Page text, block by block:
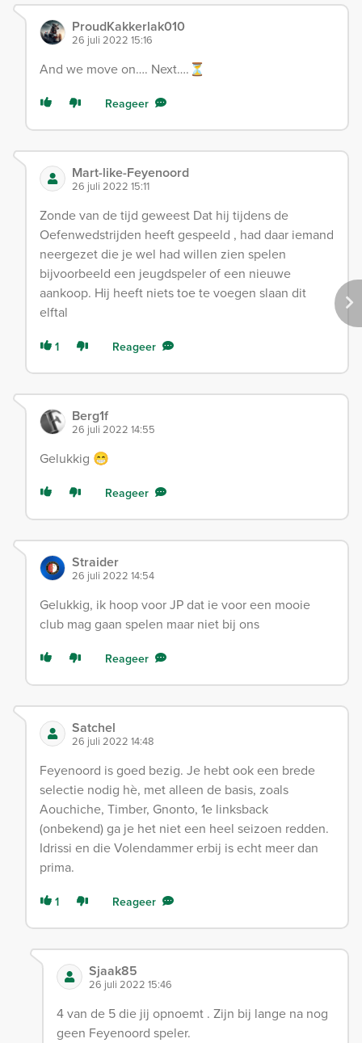
ProudKakkerlak010
26 juli 2022 15:16
And we move on…. Next….⏳
Reageer
Mart-like-Feyenoord
26 juli 2022 15:11
Zonde van de tijd geweest Dat hij tijdens de
Oefenwedstrijden heeft gespeeld , had daar iemand
neergezet die je wel had willen zien spelen
bijvoorbeeld een jeugdspeler of een nieuwe
aankoop. Hij heeft niets toe te voegen slaan dit
elftal
1 Reageer
Berg1f
26 juli 2022 14:55
Gelukkig 😁
Reageer
Straider
26 juli 2022 14:54
Gelukkig, ik hoop voor JP dat ie voor een mooie
club mag gaan spelen maar niet bij ons
Reageer
Satchel
26 juli 2022 14:48
Feyenoord is goed bezig. Je hebt ook een brede
selectie nodig hè, met alleen de basis, zoals
Aouchiche, Timber, Gnonto, 1e linksback
(onbekend) ga je het niet een heel seizoen redden.
Idrissi en die Volendammer erbij is echt meer dan
prima.
1 Reageer
Sjaak85
26 juli 2022 15:46
4 van de 5 die jij opnoemt . Zijn bij lange na nog
geen Feyenoord speler.